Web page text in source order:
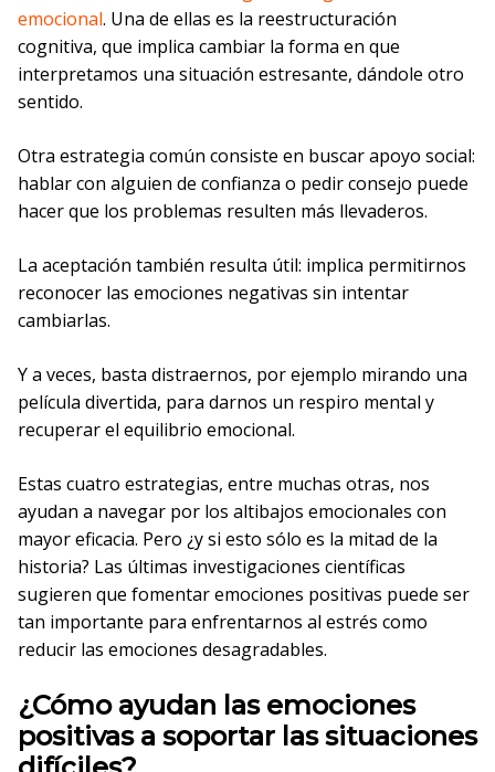
emocional. Una de ellas es la reestructuración
cognitiva, que implica cambiar la forma en que
interpretamos una situación estresante, dándole otro
sentido.
Otra estrategia común consiste en buscar apoyo social:
hablar con alguien de confianza o pedir consejo puede
hacer que los problemas resulten más llevaderos.
La aceptación también resulta útil: implica permitirnos
reconocer las emociones negativas sin intentar
cambiarlas.
Y a veces, basta distraernos, por ejemplo mirando una
película divertida, para darnos un respiro mental y
recuperar el equilibrio emocional.
Estas cuatro estrategias, entre muchas otras, nos
ayudan a navegar por los altibajos emocionales con
mayor eficacia. Pero ¿y si esto sólo es la mitad de la
historia? Las últimas investigaciones científicas
sugieren que fomentar emociones positivas puede ser
tan importante para enfrentarnos al estrés como
reducir las emociones desagradables.
¿Cómo ayudan las emociones
positivas a soportar las situaciones